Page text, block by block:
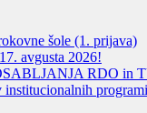
šole (1. prijava)
avgusta 2026!
RDO in
institucionalnih